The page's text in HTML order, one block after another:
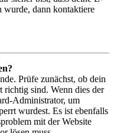
wurde, dann kontaktiere
Prüfe zunächst, ob dein
richtig sind. Wenn dies der
Administrator, um
wurdest. Es ist ebenfalls
mit der Website